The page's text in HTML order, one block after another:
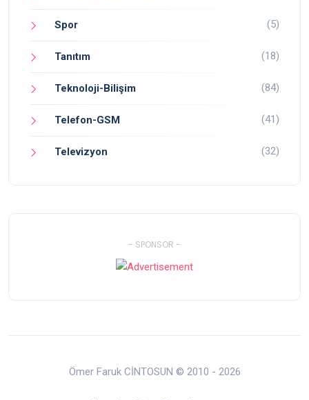
Spor (5)
Tanıtım (18)
Teknoloji-Bilişim (84)
Telefon-GSM (41)
Televizyon (32)
- SPONSOR -
Ömer Faruk CİNTOSUN © 2010 - 2026